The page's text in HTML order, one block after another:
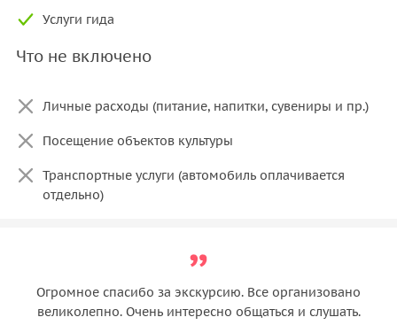
Услуги гида
Что не включено
Личные расходы (питание, напитки, сувениры и пр.)
Посещение объектов культуры
Транспортные услуги (автомобиль оплачивается
отдельно)
Огромное спасибо за экскурсию. Все организовано
великолепно. Очень интересно общаться и слушать.